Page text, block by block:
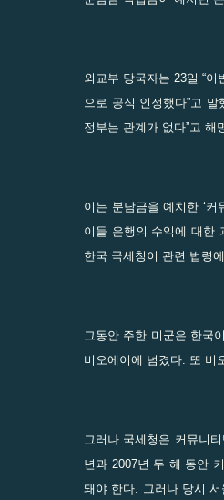
외교부 당국자는 23일 “
으로 공식 인정했다”고
정부는 관계가 없다”고 해
이는 분담금을 예치한 ‘커
이들 은행의 수익에 대한
한국 국세청이 관련 법령
그동안 주한 미군은 한국
비오에이에 넘겼다. 또 비
그러나 국세청은 커뮤니
년과 2007년 두 해 동안
돼야 한다. 그러나 당시